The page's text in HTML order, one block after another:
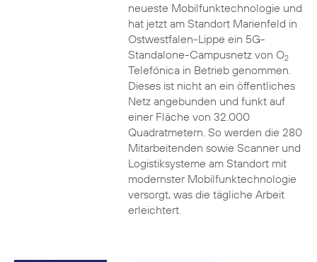
neueste Mobilfunktechnologie und
hat jetzt am Standort Marienfeld in
Ostwestfalen-Lippe ein 5G-
Standalone-Campusnetz von O2
Telefónica in Betrieb genommen.
Dieses ist nicht an ein öffentliches
Netz angebunden und funkt auf
einer Fläche von 32.000
Quadratmetern. So werden die 280
Mitarbeitenden sowie Scanner und
Logistiksysteme am Standort mit
modernster Mobilfunktechnologie
versorgt, was die tägliche Arbeit
erleichtert.